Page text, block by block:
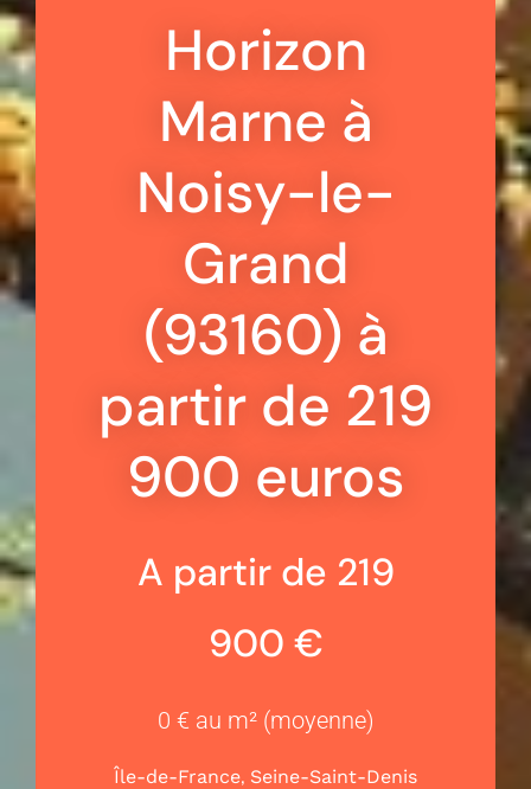
Horizon
Marne à
Noisy-le-
Grand
(93160) à
partir de 219
900 euros
A partir de 219
900 €
0 € au m² (moyenne)
Île-de-France, Seine-Saint-Denis